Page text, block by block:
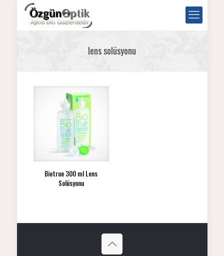
lens solüsyonu
Biotrue 300 ml Lens
Solüsyonu